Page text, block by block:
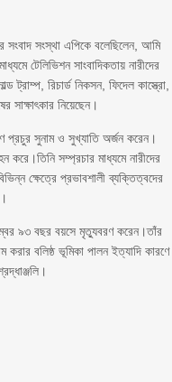
সংবাদ সংস্থা এপিকে বলেছিলেন, আমি
টেলিভিশন সাংবাদিকতায় নারীদের
ট্রাম্প, রিচার্ড নিকসন, ফিদেল কাস্ত্রো,
সাক্ষাৎকার নিয়েছেন।
প্রচুর সুনাম ও সুখ্যাতি অর্জন করেন।
করে।তিনি সম্প্রচার মাধ্যমে নারীদের
ক্ষেত্রে প্রভাবশালী ব্যক্তিত্বদের
৯৩ বছর বয়সে মৃত্যুবরণ করেন।তাঁর
করার বলিষ্ঠ ভূমিকা পালন ইত্যাদি কারণে